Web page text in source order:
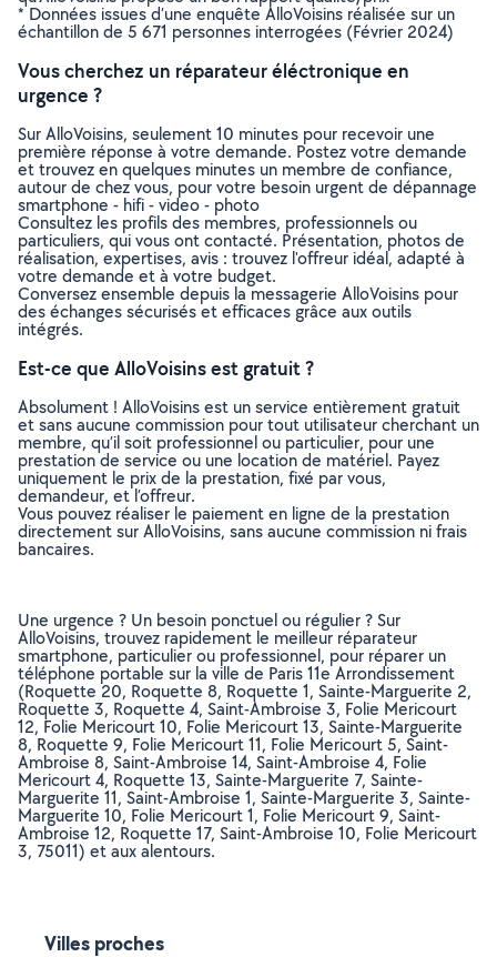
* Données issues d’une enquête AlloVoisins réalisée sur un
échantillon de 5 671 personnes interrogées (Février 2024)
Vous cherchez un réparateur éléctronique en
urgence ?
Sur AlloVoisins, seulement 10 minutes pour recevoir une
première réponse à votre demande. Postez votre demande
et trouvez en quelques minutes un membre de confiance,
autour de chez vous, pour votre besoin urgent de dépannage
smartphone - hifi - video - photo
Consultez les profils des membres, professionnels ou
particuliers, qui vous ont contacté. Présentation, photos de
réalisation, expertises, avis : trouvez l'offreur idéal, adapté à
votre demande et à votre budget.
Conversez ensemble depuis la messagerie AlloVoisins pour
des échanges sécurisés et efficaces grâce aux outils
intégrés.
Est-ce que AlloVoisins est gratuit ?
Absolument ! AlloVoisins est un service entièrement gratuit
et sans aucune commission pour tout utilisateur cherchant un
membre, qu’il soit professionnel ou particulier, pour une
prestation de service ou une location de matériel. Payez
uniquement le prix de la prestation, fixé par vous,
demandeur, et l’offreur.
Vous pouvez réaliser le paiement en ligne de la prestation
directement sur AlloVoisins, sans aucune commission ni frais
bancaires.
Une urgence ? Un besoin ponctuel ou régulier ? Sur
AlloVoisins, trouvez rapidement le meilleur réparateur
smartphone, particulier ou professionnel, pour réparer un
téléphone portable sur la ville de Paris 11e Arrondissement
(Roquette 20, Roquette 8, Roquette 1, Sainte-Marguerite 2,
Roquette 3, Roquette 4, Saint-Ambroise 3, Folie Mericourt
12, Folie Mericourt 10, Folie Mericourt 13, Sainte-Marguerite
8, Roquette 9, Folie Mericourt 11, Folie Mericourt 5, Saint-
Ambroise 8, Saint-Ambroise 14, Saint-Ambroise 4, Folie
Mericourt 4, Roquette 13, Sainte-Marguerite 7, Sainte-
Marguerite 11, Saint-Ambroise 1, Sainte-Marguerite 3, Sainte-
Marguerite 10, Folie Mericourt 1, Folie Mericourt 9, Saint-
Ambroise 12, Roquette 17, Saint-Ambroise 10, Folie Mericourt
3, 75011) et aux alentours.
Villes proches